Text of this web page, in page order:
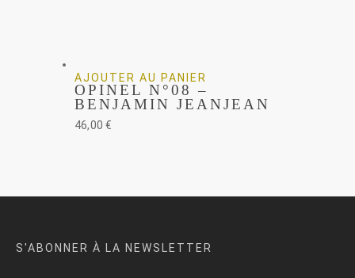
AJOUTER AU PANIER
OPINEL N°08 –
BENJAMIN JEANJEAN
46,00€
S'ABONNER À LA NEWSLETTER